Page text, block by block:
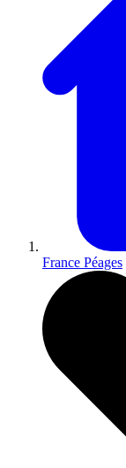
France Péages